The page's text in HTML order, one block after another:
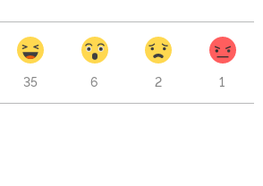
35 6 2 1